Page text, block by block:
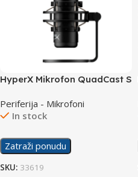
HyperX Mikrofon QuadCast S
Periferija - Mikrofoni
In stock
Zatraži ponudu
SKU: 33619